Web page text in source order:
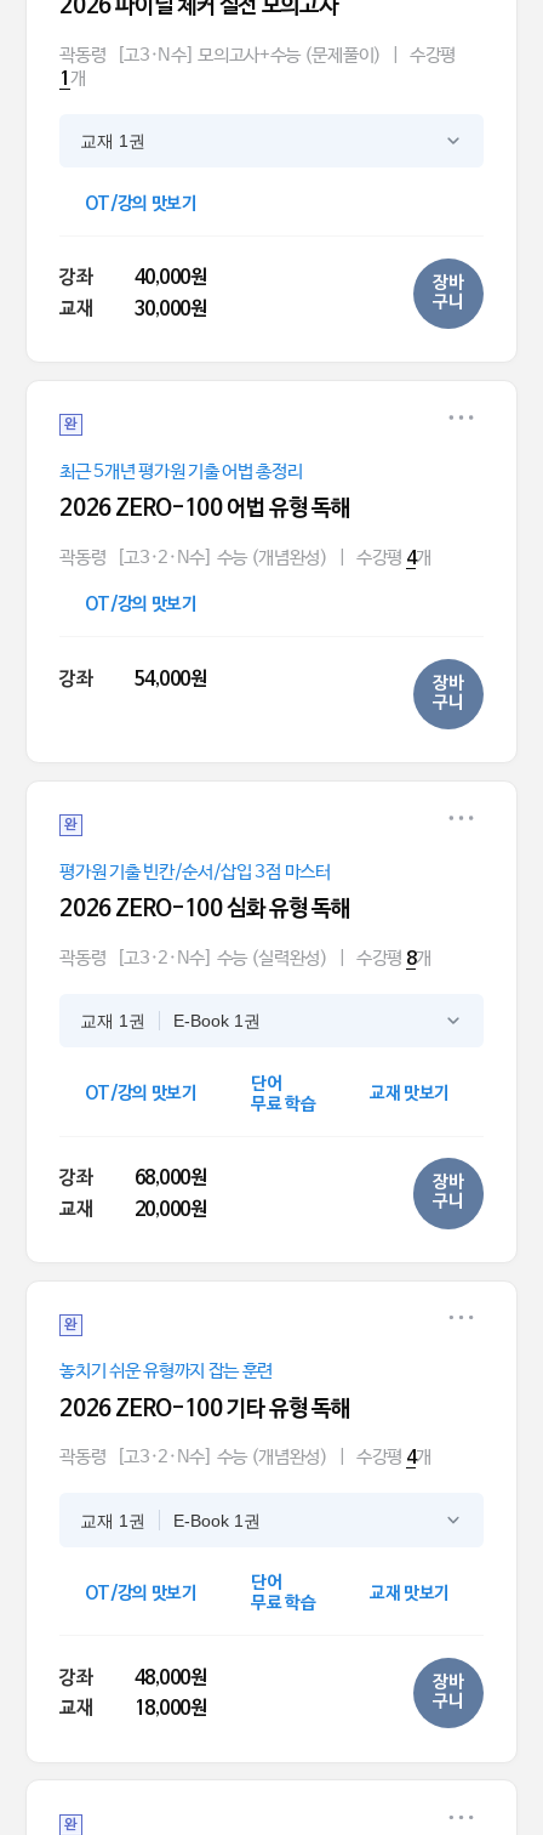
2026 파이널 체커 실전 모의고사
곽동령 [고3·N수] 모의고사+수능 (문제풀이) 수강평
1 개
교재 1권
OT/강의 맛보기
강좌
40,000원
교재
30,000원
장바
구니
완
최근 5개년 평가원 기출 어법 총정리
2026 ZERO-100 어법 유형 독해
곽동령 [고3·2·N수] 수능 (개념완성) 수강평 4개
OT/강의 맛보기
강좌 54,000원
장바
구니
완
평가원 기출 빈칸/순서/삽입 3점 마스터
2026 ZERO-100 심화 유형 독해
곽동령 [고3·2·N수] 수능 (실력완성) 수강평 8개
교재 1권 E-Book 1권
OT/강의 맛보기
단어
무료 학습
교재 맛보기
강좌
68,000원
교재
20,000원
장바
구니
완
놓치기 쉬운 유형까지 잡는 훈련
2026 ZERO-100 기타 유형 독해
곽동령 [고3·2·N수] 수능 (개념완성) 수강평 4개
교재 1권 E-Book 1권
OT/강의 맛보기
단어
무료 학습
교재 맛보기
강좌
48,000원
교재
18,000원
장바
구니
완